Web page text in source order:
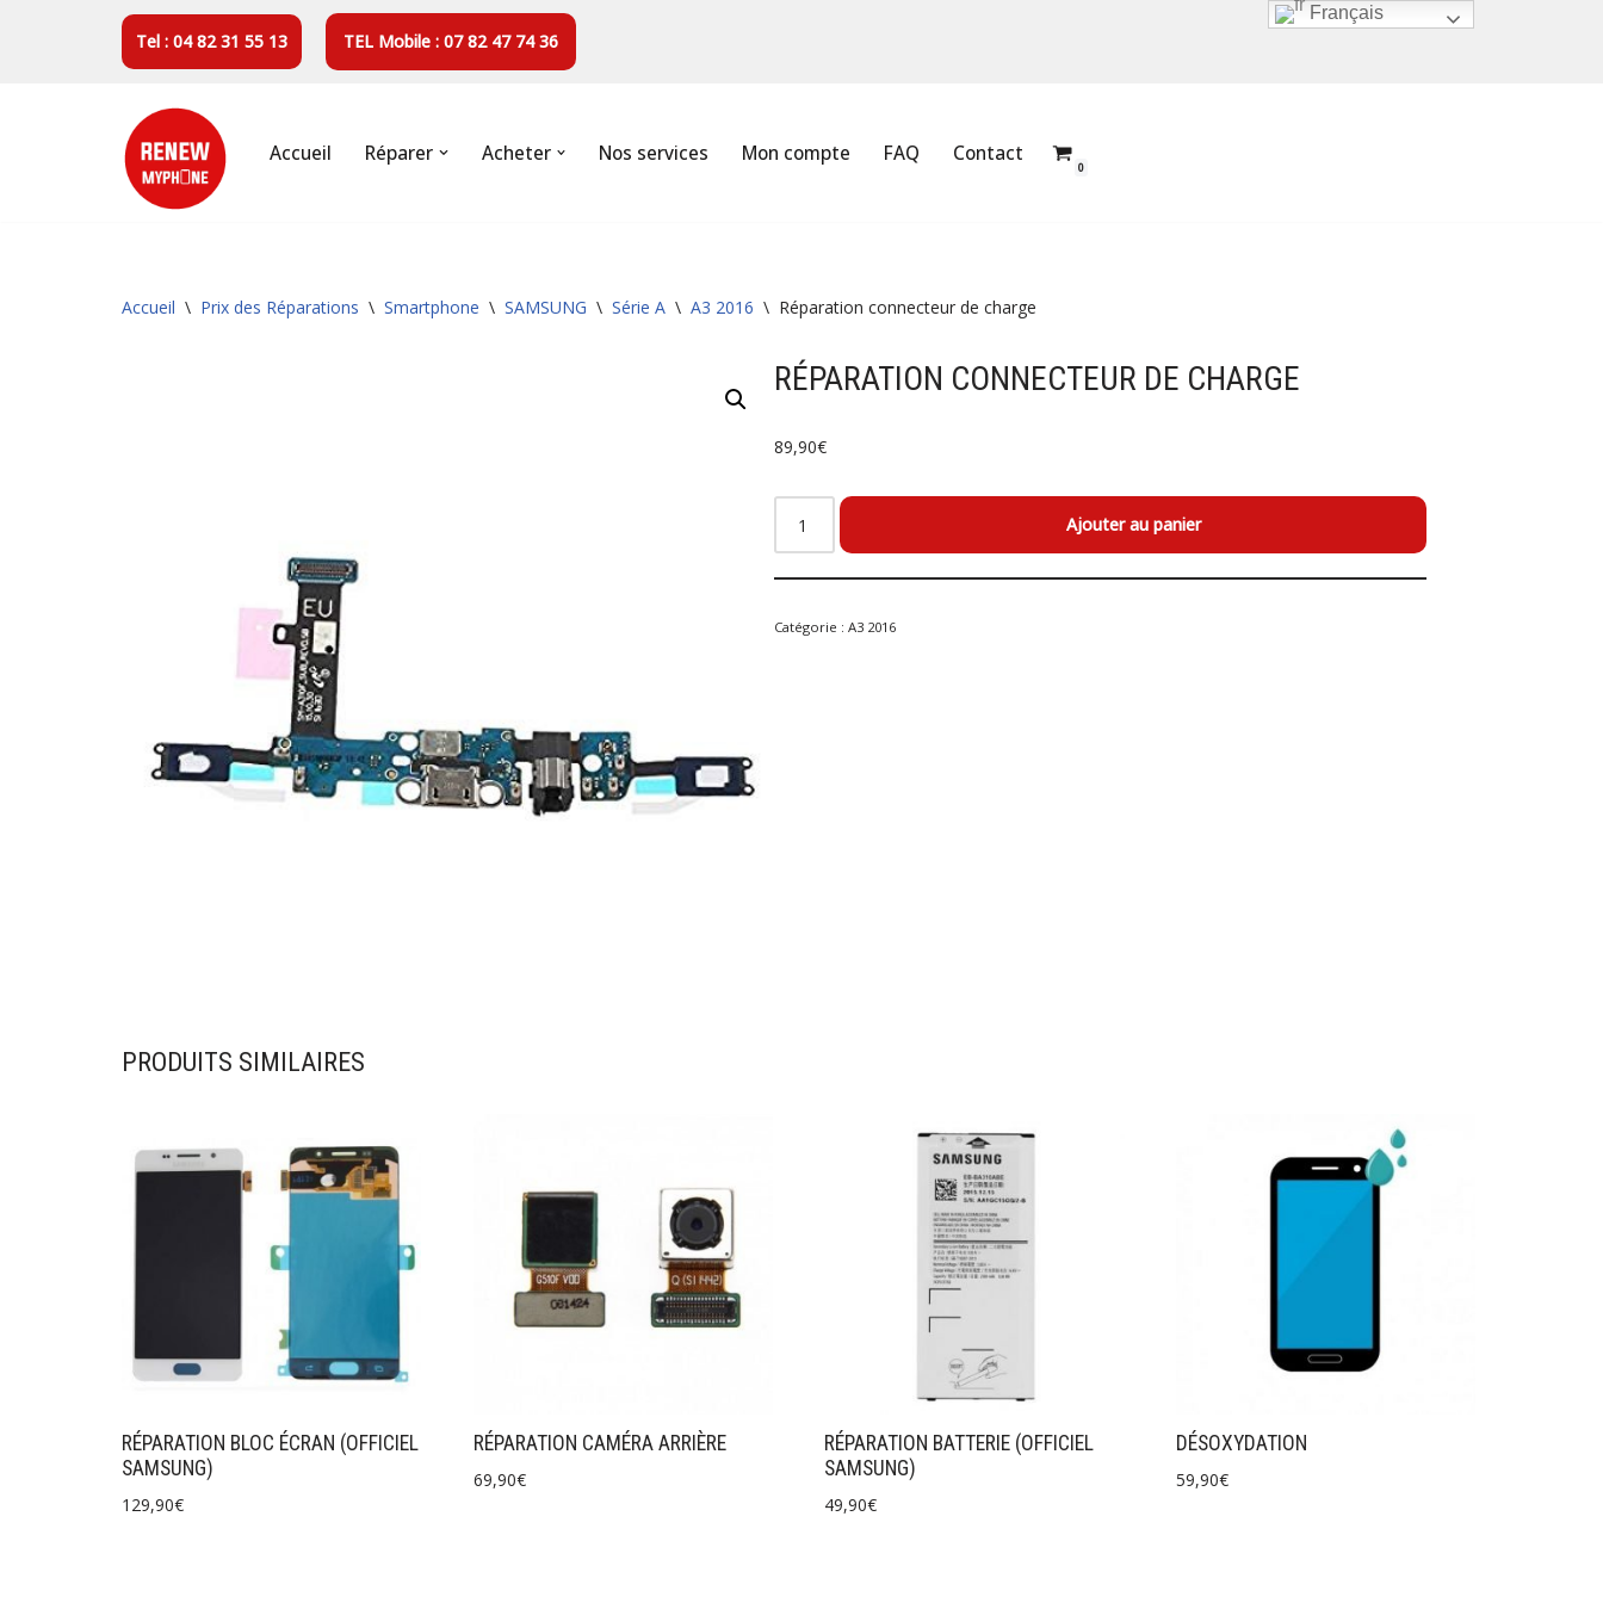
Tel : 04 82 31 55 13 TEL Mobile : 07 82 47 74 36
Accueil Réparer Acheter Nos services Mon compte FAQ Contact
0
Accueil \ Prix des Réparations \ Smartphone \ SAMSUNG \ Série A \ A3 2016 \ Réparation connecteur de charge
RÉPARATION CONNECTEUR DE CHARGE
89,90€
Ajouter au panier
Catégorie :A3 2016
PRODUITS SIMILAIRES
RÉPARATION BLOC ÉCRAN (OFFICIEL
SAMSUNG)
129,90€
RÉPARATION CAMÉRA ARRIÈRE
69,90€
RÉPARATION BATTERIE (OFFICIEL
SAMSUNG)
49,90€
DÉSOXYDATION
59,90€
Français